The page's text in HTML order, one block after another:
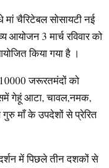
मां चैरिटेबल सोसायटी नई
आयोजन 3 मार्च रविवार को
किया गया है ।
जरूरतमंदों को
गेहूं आटा, चावल,नमक,
माँ के उपदेशों से प्रेरित
में पिछले तीन दशकों से